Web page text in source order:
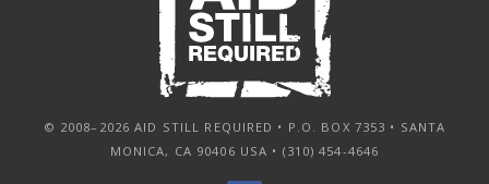
© 2008–2026 AID STILL REQUIRED • P.O. BOX 7353 • SANTA
MONICA, CA 90406 USA • (310) 454-4646